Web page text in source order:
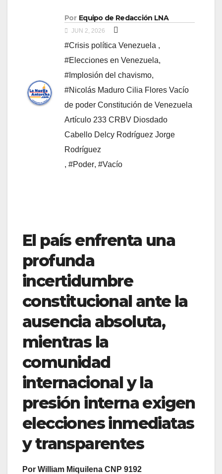
Por Equipo de Redacción LNA
JUN 2, 2026
#​Crisis política Venezuela ​ ,
#​Elecciones en Venezuela,
#​Implosión del chavismo,
#Nicolás Maduro ​Cilia Flores ​Vacío
de poder ​Constitución de Venezuela ​
Artículo 233 CRBV ​Diosdado
Cabello ​Delcy Rodríguez ​Jorge
Rodríguez
, #Poder, #Vacío
​El país enfrenta una
profunda
incertidumbre
constitucional ante la
ausencia absoluta,
mientras la
comunidad
internacional y la
presión interna exigen
elecciones inmediatas
y transparentes
Por William Miquilena CNP 9192